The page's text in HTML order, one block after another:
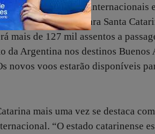
2025, 680 voos internacionais
um marco para Santa
mais de 127 mil assentos a
da Argentina nos destinos Buenos
novos voos estarão disponíveis
mais uma vez se destaca
“O estado catarinense